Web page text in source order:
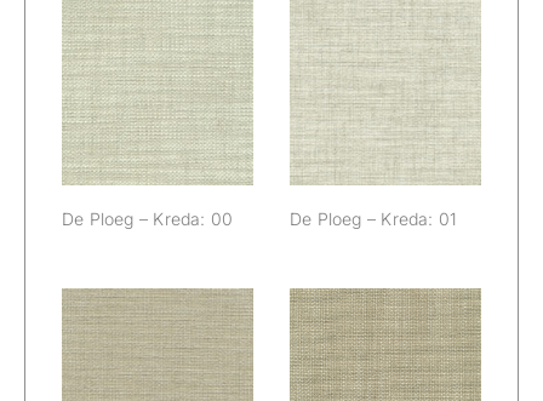
De Ploeg –
Kreda: 00
De Ploeg – Kreda: 00
De Ploeg –
Kreda: 01
De Ploeg – Kreda: 01
De Ploeg –
Kreda: 02
De Ploeg –
Kreda: 03